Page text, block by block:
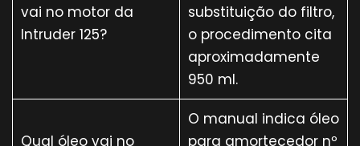
vai no motor da
Intruder 125?
substituição do filtro,
o procedimento cita
aproximadamente
950 ml.
Qual óleo vai no
O manual indica óleo
para amortecedor nº